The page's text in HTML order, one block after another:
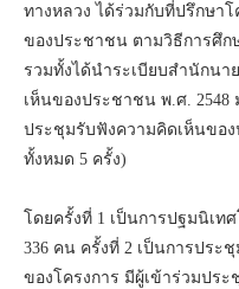
ทางหลวง ได้ร่วมกับที่ปรึกษา
ของประชาชน ตามวิธีการศึก
รวมทั้งได้นำระเบียบสำนักน
เห็นของประชาชน พ.ศ.
ประชุมรับฟังความคิดเห็นขอ
ทั้งหมด 5 ครั้ง)
โดยครั้งที่ 1 เป็นการปฐมนิเท
336 คน ครั้งที่ 2 เป็นการประ
ของโครงการ มีผู้เข้าร่วมประ